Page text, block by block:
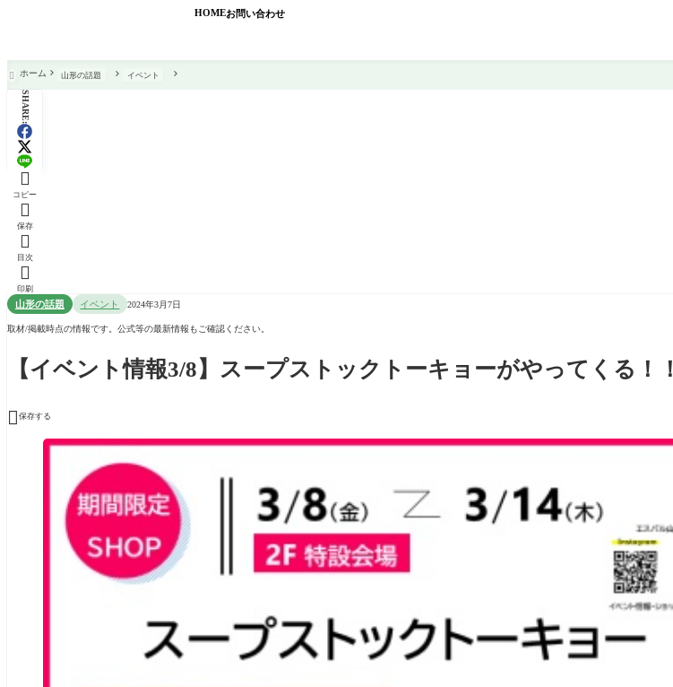
HOMEお問い合わせ
 ホーム 山形の話題 イベント
SHARE:

コピー

保存

目次

印刷
山形の話題 イベント 2024年3月7日
取材/掲載時点の情報です。公式等の最新情報もご確認ください。
【イベント情報3/8】スープストックトーキョーがやってくる！！
 保存する